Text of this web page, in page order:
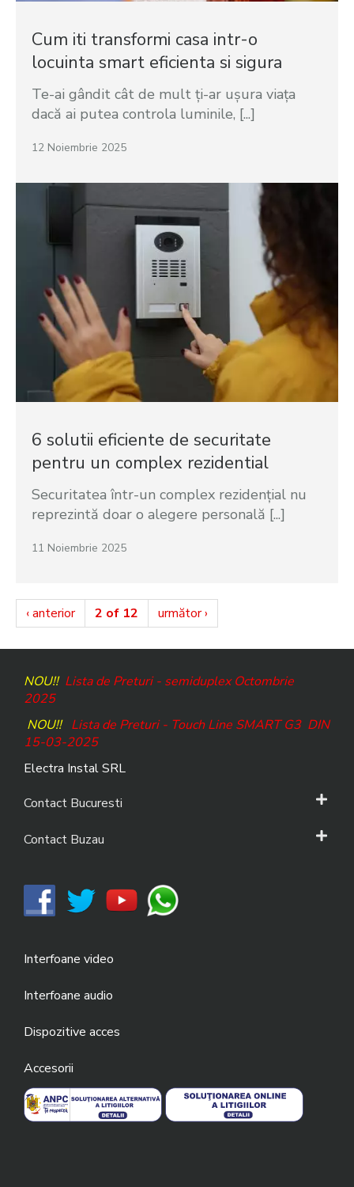
Cum iti transformi casa intr-o
locuinta smart eficienta si sigura
Te-ai gândit cât de mult ți-ar ușura viața
dacă ai putea controla luminile, [...]
12 Noiembrie 2025
6 solutii eficiente de securitate
pentru un complex rezidential
Securitatea într-un complex rezidențial nu
reprezintă doar o alegere personală [...]
11 Noiembrie 2025
‹ anterior 2 of 12 următor ›
NOU!! Lista de Preturi - semiduplex Octombrie
2025
NOU!! Lista de Preturi - Touch Line SMART G3DIN
15-03-2025
Electra Instal SRL
Contact Bucuresti
Contact Buzau
Interfoane video
Interfoane audio
Dispozitive acces
Accesorii